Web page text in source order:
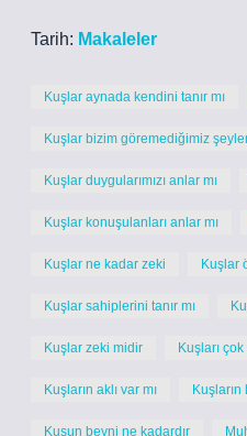
Tarih: Makaleler
Kuşlar aynada kendini tanır mı
Kuşlar bizim göremediğimiz
Kuşlar duygularımızı anlar mı
Kuşlar konuşulanları anlar mı
Kuşlar ne kadar zeki Kuşlar
Kuşlar sahiplerini tanır mı
Kuşlar zeki midir Kuşları
Kuşların aklı var mı Kuşların
Kuşun beyni ne kadardır